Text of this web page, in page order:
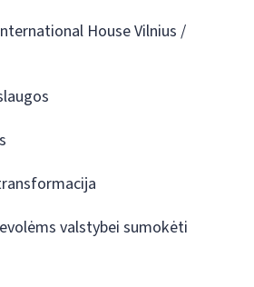
House Vilnius /
valstybei sumokėti